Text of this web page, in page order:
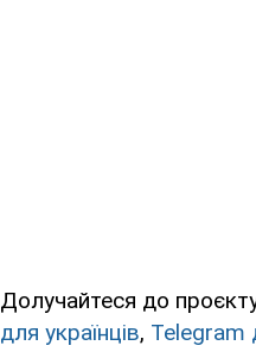
Долучайтеся до
для українців, Telegram